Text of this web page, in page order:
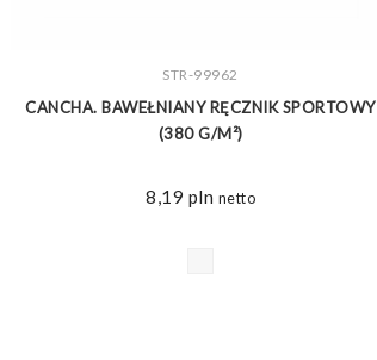
ZOBACZ WIĘCEJ
STR-99962
CANCHA. BAWEŁNIANY RĘCZNIK SPORTOWY
(380 G/M²)
8,19 pln netto